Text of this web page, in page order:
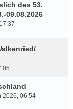
des 53.
09.08.2026
2026, 06:54